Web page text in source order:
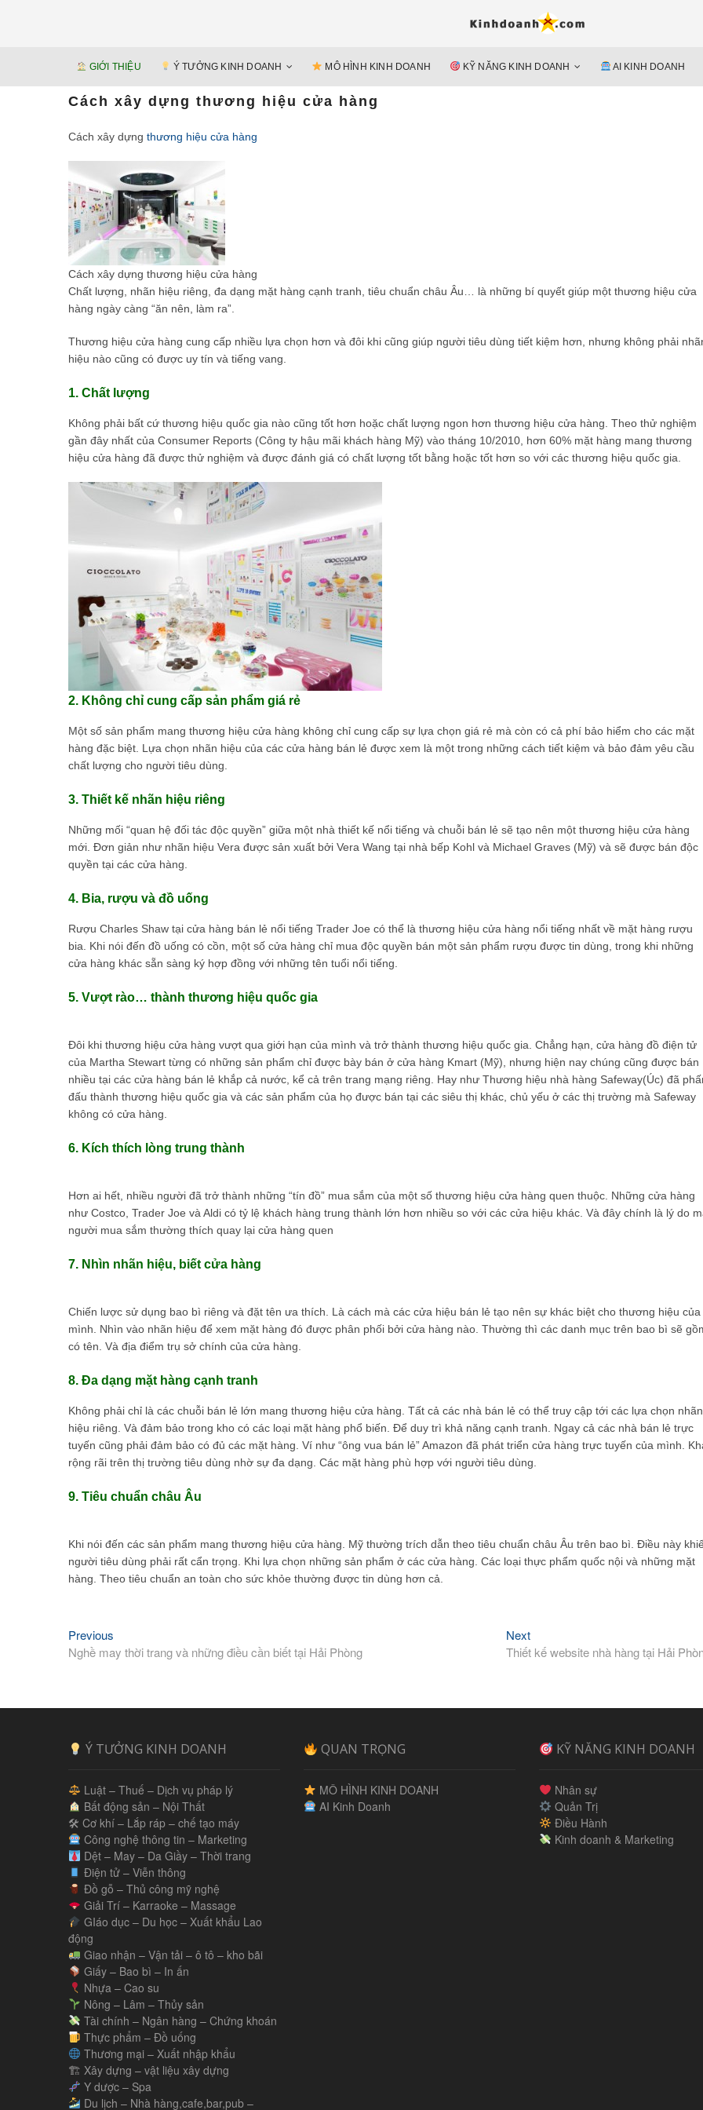
GIỚI THIỆU Ý TƯỞNG KINH DOANH MÔ HÌNH KINH DOANH KỸ NĂNG KINH DOANH AI KINH DOANH
Cách xây dựng thương hiệu cửa hàng
Cách xây dựng thương hiệu cửa hàng
Cách xây dựng thương hiệu cửa hàng
Chất lượng, nhãn hiệu riêng, đa dạng mặt hàng cạnh tranh, tiêu chuẩn châu Âu… là những bí quyết giúp một thương hiệu cửa
hàng ngày càng “ăn nên, làm ra”.
Thương hiệu cửa hàng cung cấp nhiều lựa chọn hơn và đôi khi cũng giúp người tiêu dùng tiết kiệm hơn, nhưng không phải
hiệu nào cũng có được uy tín và tiếng vang.
1. Chất lượng
Không phải bất cứ thương hiệu quốc gia nào cũng tốt hơn hoặc chất lượng ngon hơn thương hiệu cửa hàng. Theo thử nghiệm
gần đây nhất của Consumer Reports (Công ty hậu mãi khách hàng Mỹ) vào tháng 10/2010, hơn 60% mặt hàng mang thương
hiệu cửa hàng đã được thử nghiệm và được đánh giá có chất lượng tốt bằng hoặc tốt hơn so với các thương hiệu quốc gia.
2. Không chỉ cung cấp sản phẩm giá rẻ
Một số sản phẩm mang thương hiệu cửa hàng không chỉ cung cấp sự lựa chọn giá rẻ mà còn có cả phí bảo hiểm cho các mặt
hàng đặc biệt. Lựa chọn nhãn hiệu của các cửa hàng bán lẻ được xem là một trong những cách tiết kiệm và bảo đảm yêu cầu
chất lượng cho người tiêu dùng.
3. Thiết kế nhãn hiệu riêng
Những mối “quan hệ đối tác độc quyền” giữa một nhà thiết kế nổi tiếng và chuỗi bán lẻ sẽ tạo nên một thương hiệu cửa hàng
mới. Đơn giản như nhãn hiệu Vera được sản xuất bởi Vera Wang tại nhà bếp Kohl và Michael Graves (Mỹ) và sẽ được bán độc
quyền tại các cửa hàng.
4. Bia, rượu và đồ uống
Rượu Charles Shaw tại cửa hàng bán lẻ nổi tiếng Trader Joe có thể là thương hiệu cửa hàng nổi tiếng nhất về mặt hàng rượu
bia. Khi nói đến đồ uống có cồn, một số cửa hàng chỉ mua độc quyền bán một sản phẩm rượu được tin dùng, trong khi những
cửa hàng khác sẵn sàng ký hợp đồng với những tên tuổi nổi tiếng.
5. Vượt rào… thành thương hiệu quốc gia
Đôi khi thương hiệu cửa hàng vượt qua giới hạn của mình và trở thành thương hiệu quốc gia. Chẳng hạn, cửa hàng đồ điện tử
của Martha Stewart từng có những sản phẩm chỉ được bày bán ở cửa hàng Kmart (Mỹ), nhưng hiện nay chúng cũng được bán
nhiều tại các cửa hàng bán lẻ khắp cả nước, kể cả trên trang mạng riêng. Hay như Thương hiệu nhà hàng Safeway(Úc) đã
đấu thành thương hiệu quốc gia và các sản phẩm của họ được bán tại các siêu thị khác, chủ yếu ở các thị trường mà Safeway
không có cửa hàng.
6. Kích thích lòng trung thành
Hơn ai hết, nhiều người đã trở thành những “tín đồ” mua sắm của một số thương hiệu cửa hàng quen thuộc. Những cửa hàng
như Costco, Trader Joe và Aldi có tỷ lệ khách hàng trung thành lớn hơn nhiều so với các cửa hiệu khác. Và đây chính là lý do
người mua sắm thường thích quay lại cửa hàng quen
7. Nhìn nhãn hiệu, biết cửa hàng
Chiến lược sử dụng bao bì riêng và đặt tên ưa thích. Là cách mà các cửa hiệu bán lẻ tạo nên sự khác biệt cho thương hiệu của
mình. Nhìn vào nhãn hiệu để xem mặt hàng đó được phân phối bởi cửa hàng nào. Thường thì các danh mục trên bao bì sẽ
có tên. Và địa điểm trụ sở chính của cửa hàng.
8. Đa dạng mặt hàng cạnh tranh
Không phải chỉ là các chuỗi bán lẻ lớn mang thương hiệu cửa hàng. Tất cả các nhà bán lẻ có thể truy cập tới các lựa chọn nhãn
hiệu riêng. Và đảm bảo trong kho có các loại mặt hàng phổ biến. Để duy trì khả năng cạnh tranh. Ngay cả các nhà bán lẻ trực
tuyến cũng phải đảm bảo có đủ các mặt hàng. Ví như “ông vua bán lẻ” Amazon đã phát triển cửa hàng trực tuyến của mình.
rộng rãi trên thị trường tiêu dùng nhờ sự đa dạng. Các mặt hàng phù hợp với người tiêu dùng.
9. Tiêu chuẩn châu Âu
Khi nói đến các sản phẩm mang thương hiệu cửa hàng. Mỹ thường trích dẫn theo tiêu chuẩn châu Âu trên bao bì. Điều này
người tiêu dùng phải rất cẩn trọng. Khi lựa chọn những sản phẩm ở các cửa hàng. Các loại thực phẩm quốc nội và những mặt
hàng. Theo tiêu chuẩn an toàn cho sức khỏe thường được tin dùng hơn cả.
Điều
hướng
Previous
post:
Nghề may thời trang và những điều cần biết tại Hải Phòng
NextNext
post:
Thiết kế website nhà hàng tại Hải
Ý TƯỞNG KINH DOANH
Luật – Thuế – Dịch vụ pháp lý
Bất động sản – Nội Thất
🛠 Cơ khí – Lắp ráp – chế tạo máy
Công nghệ thông tin – Marketing
Dệt – May – Da Giầy – Thời trang
Điện tử – Viễn thông
Đồ gỗ – Thủ công mỹ nghệ
Giải Trí – Karraoke – Massage
GIáo dục – Du học – Xuất khẩu Lao
động
Giao nhận – Vận tải – ô tô – kho bãi
Giấy – Bao bì – In ấn
Nhựa – Cao su
Nông – Lâm – Thủy sản
Tài chính – Ngân hàng – Chứng khoán
Thực phẩm – Đồ uống
Thương mại – Xuất nhập khẩu
🏗 Xây dựng – vật liệu xây dựng
Y dược – Spa
Du lịch – Nhà hàng,cafe,bar,pub –
QUAN TRỌNG
MÔ HÌNH KINH DOANH
AI Kinh Doanh
KỸ NĂNG KINH DOANH
Nhân sự
Quản Trị
Điều Hành
Kinh doanh & Marketing